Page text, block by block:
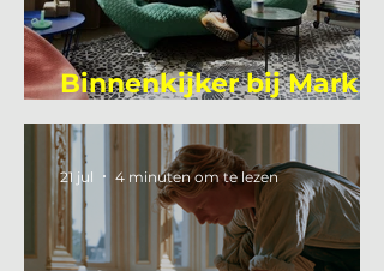
Binnenkijker bij Mark
Mutsaers
21 jul 4 minuten om te lezen